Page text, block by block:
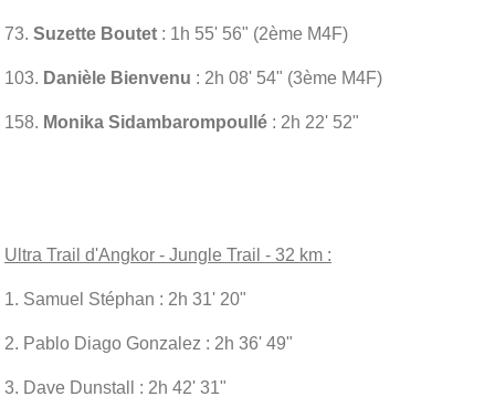
73. Suzette Boutet : 1h 55' 56" (2ème M4F)
103. Danièle Bienvenu : 2h 08' 54" (3ème M4F)
158. Monika Sidambarompoullé : 2h 22' 52"
Ultra Trail d'Angkor - Jungle Trail - 32 km :
1. Samuel Stéphan : 2h 31' 20"
2. Pablo Diago Gonzalez : 2h 36' 49"
3. Dave Dunstall : 2h 42' 31"